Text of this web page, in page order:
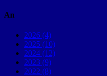
An
2026 (4)
2025 (10)
2024 (12)
2023 (9)
2022 (8)